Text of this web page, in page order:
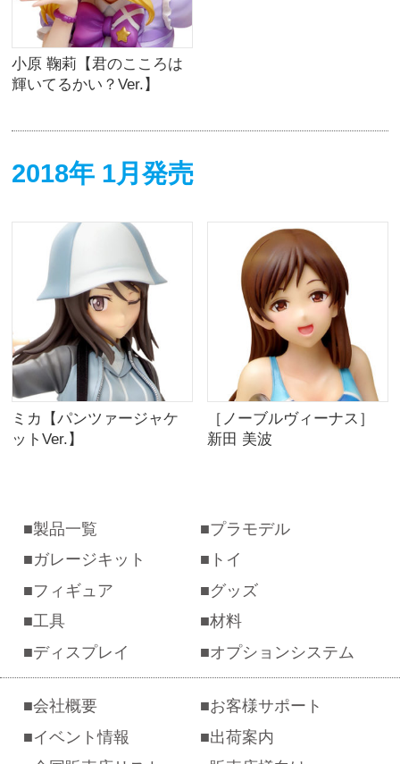
小原 鞠莉【君のこころは
輝いてるかい？Ver.】
2018年 1月発売
ミカ【パンツァージャケ
ットVer.】
［ノーブルヴィーナス］
新田 美波
製品一覧
プラモデル
ガレージキット
トイ
フィギュア
グッズ
工具
材料
ディスプレイ
オプションシステム
会社概要
お客様サポート
イベント情報
出荷案内